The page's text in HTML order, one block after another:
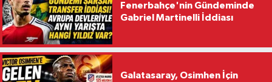
Fenerbahçe'nin Gündeminde
Gabriel Martinelli İddiası
Galatasaray, Osimhen İçin